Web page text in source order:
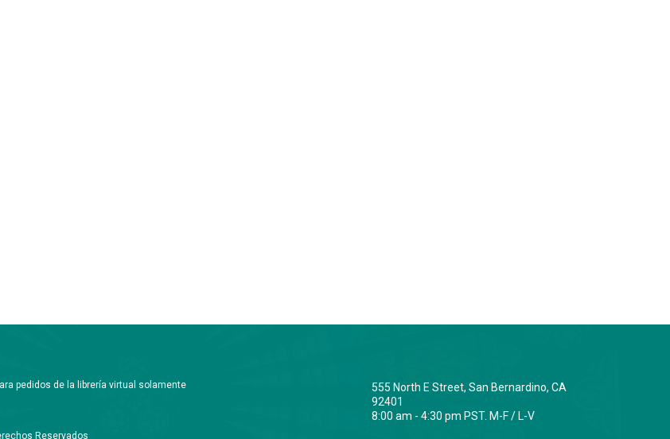
pedidos de la librería virtual solamente
Reservados
555 North E Street, San Bernardino, CA
92401
8:00 am - 4:30 pm PST. M-F / L-V